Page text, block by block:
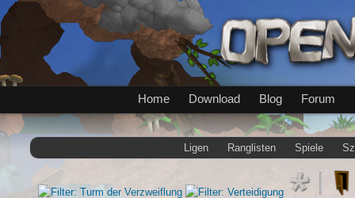
Home Download Blog Forum
Ligen Ranglisten Spiele